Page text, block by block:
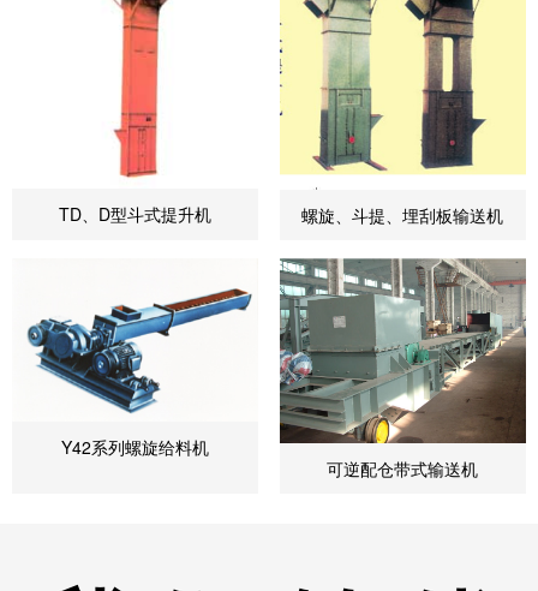
TD、D型斗式提升机 螺旋、斗提、埋刮板输送机
Y42系列螺旋给料机
可逆配仓带式输送机